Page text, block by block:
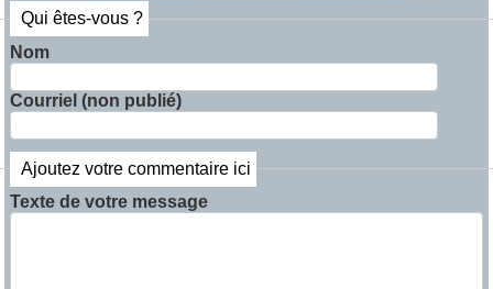
Qui êtes-vous ?
Nom
Courriel (non publié)
Ajoutez votre commentaire ici
Texte de votre message